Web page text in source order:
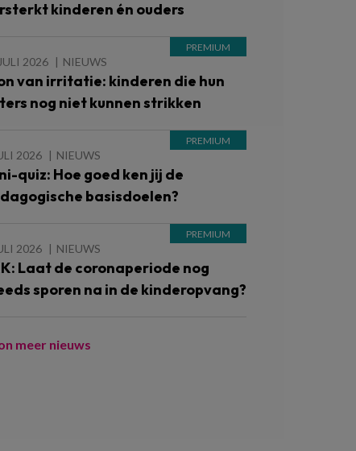
kinderen én ouders
2026 NIEUWS
van irritatie: kinderen die hun
nog niet kunnen strikken
2026 NIEUWS
quiz: Hoe goed ken jij de
basisdoelen?
2026 NIEUWS
Laat de coronaperiode nog
sporen na in de kinderopvang?
meer nieuws